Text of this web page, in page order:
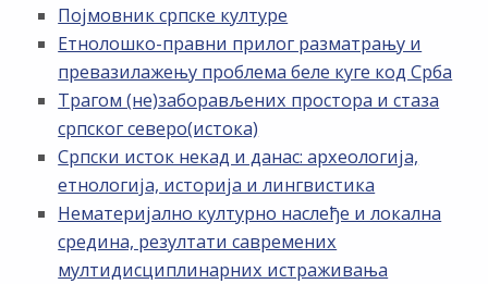
Појмовник српске културе
Етнолошко-правни прилог разматрању и
превазилажењу проблема беле куге код Срба
Трагом (не)заборављених простора и стаза
српског северо(истока)
Српски исток некад и данас: археологија,
етнологија, историја и лингвистика
Нематеријално културно наслеђе и локална
средина, резултати савремених
мултидисциплинарних истраживања